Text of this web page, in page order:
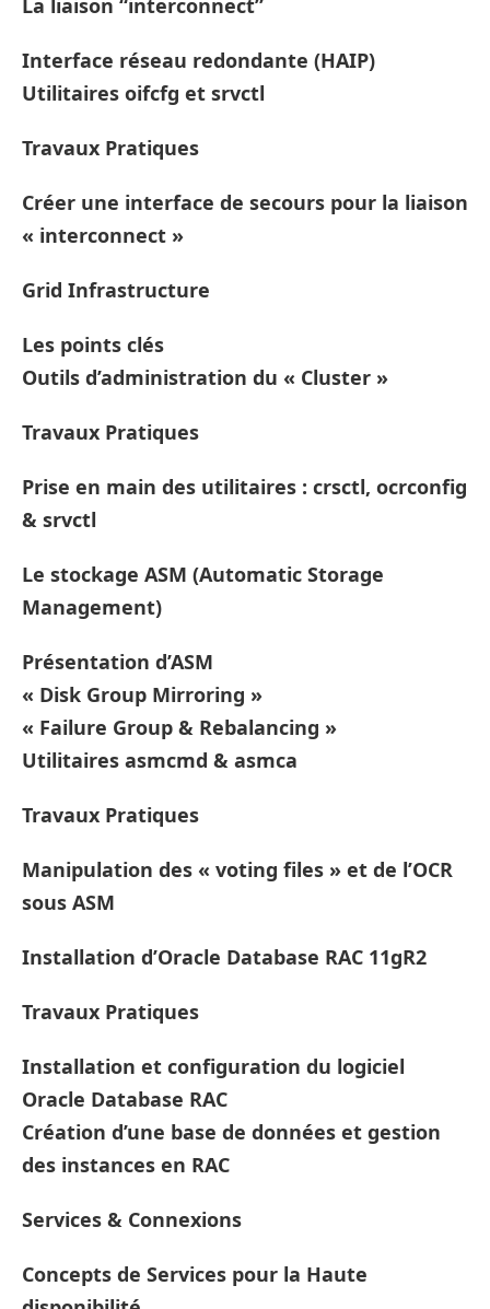
La liaison “interconnect”
Interface réseau redondante (HAIP)
Utilitaires oifcfg et srvctl
Travaux Pratiques
Créer une interface de secours pour la liaison
« interconnect »
Grid Infrastructure
Les points clés
Outils d’administration du « Cluster »
Travaux Pratiques
Prise en main des utilitaires : crsctl, ocrconfig
& srvctl
Le stockage ASM (Automatic Storage
Management)
Présentation d’ASM
« Disk Group Mirroring »
« Failure Group & Rebalancing »
Utilitaires asmcmd & asmca
Travaux Pratiques
Manipulation des « voting files » et de l’OCR
sous ASM
Installation d’Oracle Database RAC 11gR2
Travaux Pratiques
Installation et configuration du logiciel
Oracle Database RAC
Création d’une base de données et gestion
des instances en RAC
Services & Connexions
Concepts de Services pour la Haute